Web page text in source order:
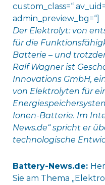
custom_class=“
admin_preview_bg=“]
Der Elektrolyt: von
für die
Batterie – und
Ralf Wagner ist
Innovations GmbH,
von Elektrolyten für
Ionen-Batterie. Im
News.de“ spricht er
technologische
Battery-News.de:
Sie am Thema